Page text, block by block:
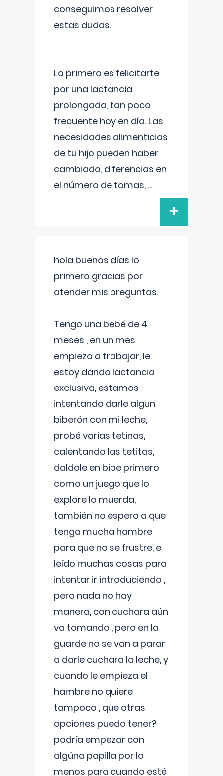
conseguimos resolver
estas dudas.
Lo primero es felicitarte
por una lactancia
prolongada, tan poco
frecuente hoy en día. Las
necesidades alimenticias
de tu hijo pueden haber
cambiado, diferencias en
el número de tomas, ...
+
hola buenos días lo
primero gracias por
atender mis preguntas.
Tengo una bebé de 4
meses , en un mes
empiezo a trabajar, le
estoy dando lactancia
exclusiva, estamos
intentando darle algun
biberón con mi leche,
probé varias tetinas,
calentando las tetitas,
daldole en bibe primero
como un juego que lo
explore lo muerda,
también no espero a que
tenga mucha hambre
para que no se frustre, e
leído muchas cosas para
intentar ir introduciendo ,
pero nada no hay
manera, con cuchara aún
va tomando , pero en la
guarde no se van a parar
a darle cuchara la leche, y
cuando le empieza el
hambre no quiere
tampoco , que otras
opciones puedo tener?
podría empezar con
algúna papilla por lo
menos para cuando esté